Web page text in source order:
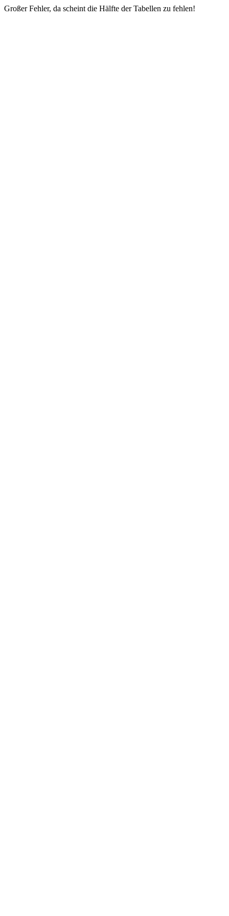
Großer Fehler, da scheint die Hälfte der Tabellen zu fehlen!